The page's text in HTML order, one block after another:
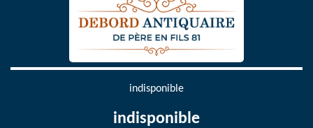
indisponible
indisponible